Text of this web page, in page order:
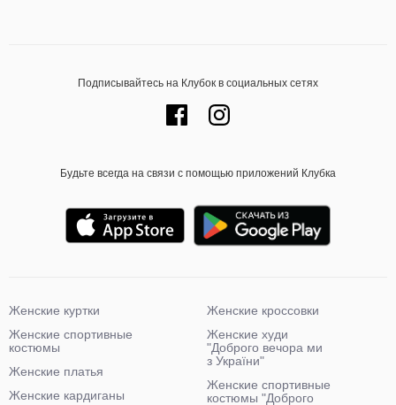
Подписывайтесь на Клубок в социальных сетях
Будьте всегда на связи с помощью приложений Клубка
Женские куртки
Женские спортивные
костюмы
Женские платья
Женские кардиганы
Женские кроссовки
Женские худи
"Доброго вечора ми
з України"
Женские спортивные
костюмы "Доброго